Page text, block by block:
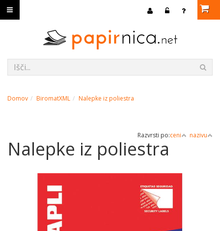
Domov BiromatXML Nalepke iz poliestra
Razvrsti po:ceni nazivu
Nalepke iz poliestra